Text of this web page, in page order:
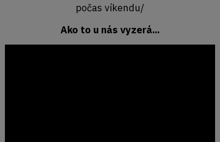
počas víkendu/
Ako to u nás vyzerá...